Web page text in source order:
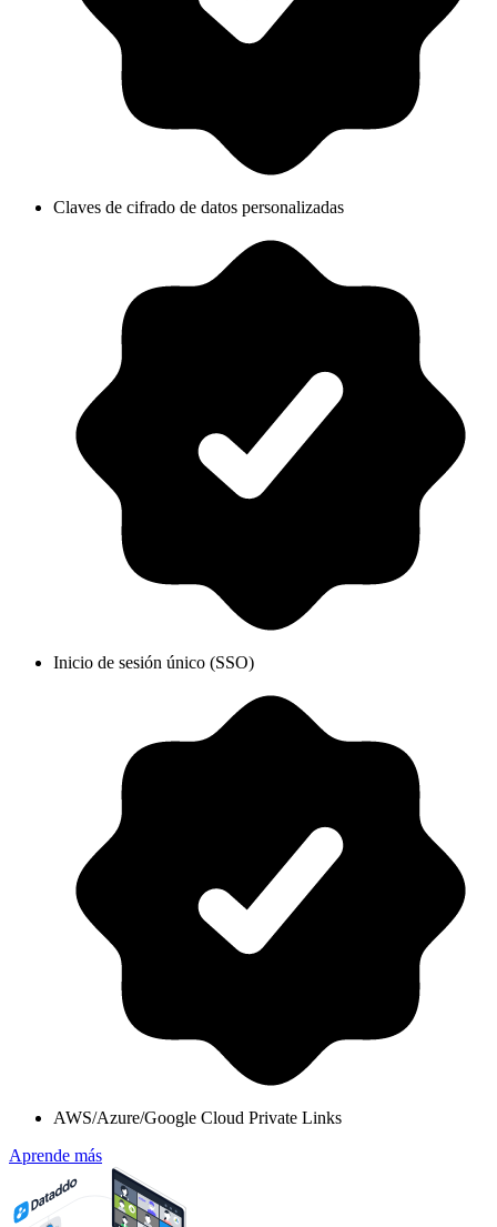
Claves de cifrado de datos personalizadas
Inicio de sesión único (SSO)
AWS/Azure/Google Cloud Private Links
Aprende más